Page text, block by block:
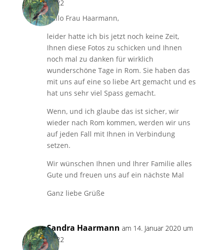
18:22
Hallo Frau Haarmann,
leider hatte ich bis jetzt noch keine Zeit,
Ihnen diese Fotos zu schicken und Ihnen
noch mal zu danken für wirklich
wunderschöne Tage in Rom. Sie haben das
mit uns auf eine so liebe Art gemacht und es
hat uns sehr viel Spass gemacht.
Wenn, und ich glaube das ist sicher, wir
wieder nach Rom kommen, werden wir uns
auf jeden Fall mit Ihnen in Verbindung
setzen.
Wir wünschen Ihnen und Ihrer Familie alles
Gute und freuen uns auf ein nächste Mal
Ganz liebe Grüße
Sandra Haarmann am 14. Januar 2020 um
18:22